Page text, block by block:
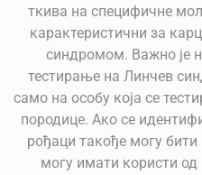
ткива на специфичне
карактеристични за
синдромом. Важно је
тестирање на Линчев
само на особу која се
породице. Ако се
рођаци такође могу
могу имати користи од